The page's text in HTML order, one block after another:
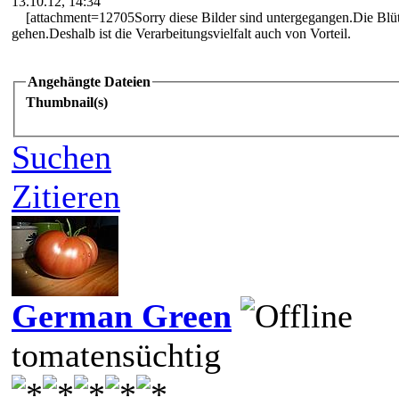
[attachment=12705Sorry diese Bilder sind untergegangen.Die
gehen.Deshalb ist die Verarbeitungsvielfalt auch von Vorteil.
Angehängte Dateien
Thumbnail(s)
Suchen
Zitieren
German Green
tomatensüchtig